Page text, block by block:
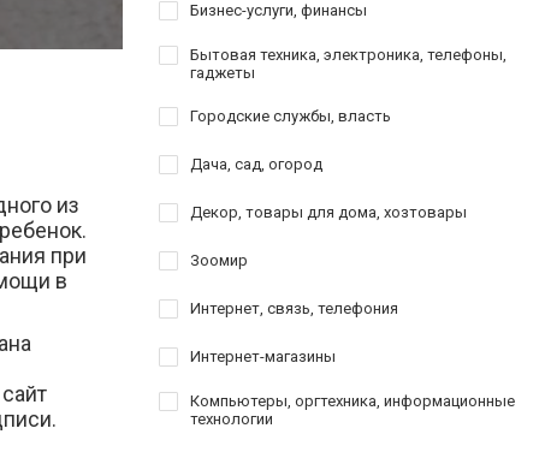
из
при
в
Бизнес-услуги, финансы
Бытовая техника, электроника, телефоны,
гаджеты
Городские службы, власть
Дача, сад, огород
Декор, товары для дома, хозтовары
Зоомир
Интернет, связь, телефония
Интернет-магазины
Компьютеры, оргтехника, информационные
технологии